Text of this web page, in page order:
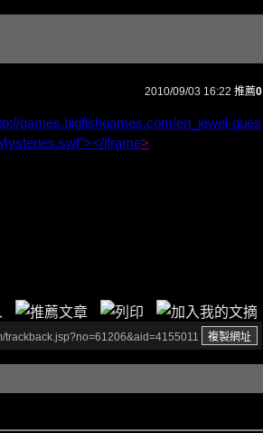
2010/09/03 16:22 推薦0
games.bigfishgames.com/en_jewel-ques
iframe>
trackback.jsp?no=61206&aid=4155011